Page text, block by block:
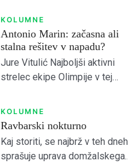
vseh možnih religioznih in
filozofskih šol, da bi odprl vrata
KOLUMNE
Antonio Marin: začasna ali
stalna rešitev v napadu?
Jure Vitulić Najboljši aktivni
strelec ekipe Olimpije v tej
Ivana Durdova zdaj Antonio
Marin, ki je na tekmah s Celjem
in Aluminijem predstavljal novo
[…]
KOLUMNE
Ravbarski nokturno
Kaj storiti, se najbrž v teh dneh
sprašuje uprava domžalskega